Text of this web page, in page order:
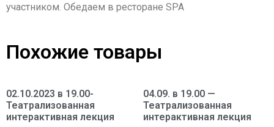
участником. Обедаем в ресторане SPA
Похожие товары
02.10.2023 в 19.00-
Театрализованная
интерактивная лекция
04.09. в 19.00 —
Театрализованная
интерактивная лекция